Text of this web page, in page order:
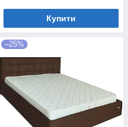
Купити
–25%